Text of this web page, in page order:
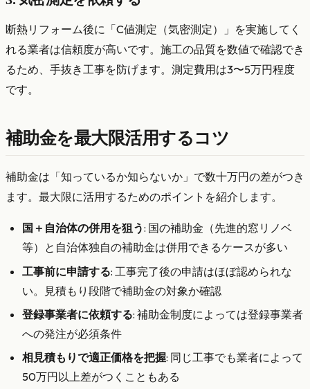
断熱リフォーム後に「C値測定（気密測定）」を実施してく
れる業者は信頼度が高いです。施工の品質を数値で確認でき
るため、手抜き工事を防げます。測定費用は3〜5万円程度
です。
補助金を最大限活用するコツ
補助金は「知っているか知らないか」で数十万円の差がつき
ます。最大限に活用するためのポイントを紹介します。
国＋自治体の併用を狙う: 国の補助金（先進的窓リノベ
等）と自治体独自の補助金は併用できるケースが多い
工事前に申請する: 工事完了後の申請はほぼ認められな
い。見積もり段階で補助金の対象か確認
登録事業者に依頼する: 補助金制度によっては登録事業者
への発注が必須条件
相見積もりで適正価格を把握: 同じ工事でも業者によって
50万円以上差がつくこともある